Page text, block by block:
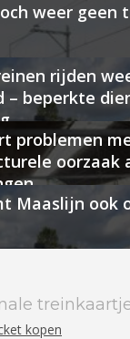
weer geen
rijden
– beperkte
problemen
oorzaak
Maaslijn ook
kopen